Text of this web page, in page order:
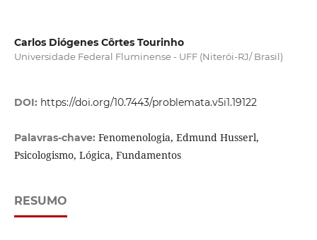
Carlos Diógenes Côrtes Tourinho
Universidade Federal Fluminense - UFF (Niterói-RJ/ Brasil)
DOI: https://doi.org/10.7443/problemata.v5i1.19122
Palavras-chave: Fenomenologia, Edmund Husserl,
Psicologismo, Lógica, Fundamentos
RESUMO